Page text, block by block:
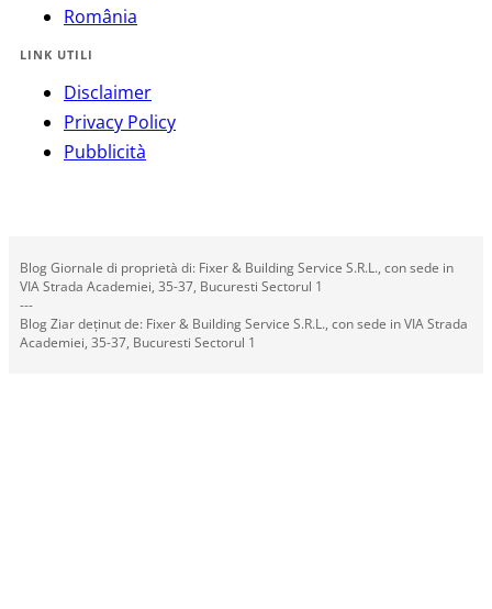
România
LINK UTILI
Disclaimer
Privacy Policy
Pubblicità
Blog Giornale di proprietà di: Fixer & Building Service S.R.L., con sede in
VIA Strada Academiei, 35-37, Bucuresti Sectorul 1
---
Blog Ziar deținut de: Fixer & Building Service S.R.L., con sede in VIA Strada
Academiei, 35-37, Bucuresti Sectorul 1